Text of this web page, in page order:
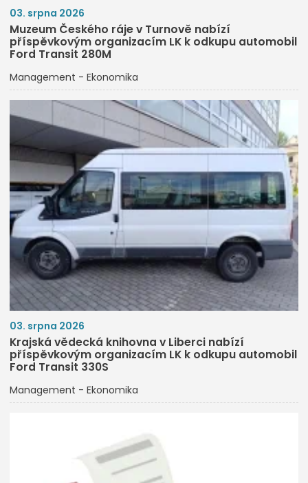
03. srpna 2026
Muzeum Českého ráje v Turnově nabízí
příspěvkovým organizacím LK k odkupu automobil
Ford Transit 280M
Management - Ekonomika
03. srpna 2026
Krajská vědecká knihovna v Liberci nabízí
příspěvkovým organizacím LK k odkupu automobil
Ford Transit 330S
Management - Ekonomika